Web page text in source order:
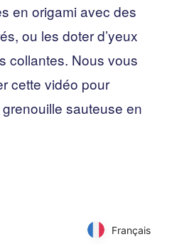
en origami avec des
ou les doter d’yeux
collantes. Nous vous
cette vidéo pour
sauteuse en
Français
Français